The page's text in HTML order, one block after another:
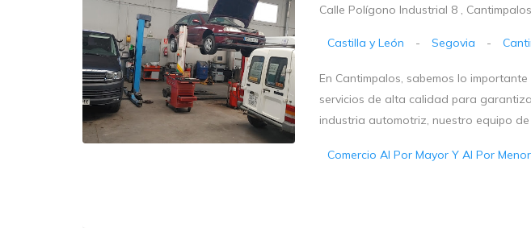
Calle Polígono Industrial 8 , Cantimpalos
Castilla y León - Segovia -
En Cantimpalos, sabemos lo
servicios de alta calidad para
industria automotriz, nuestro equipo
Comercio Al Por Mayor Y Al Por